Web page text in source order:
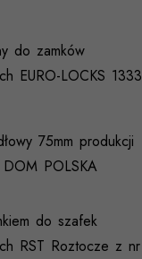
do zamków
EURO-LOCKS 1333
75mm produkcji
POLSKA
do szafek
RST Roztocze z nr